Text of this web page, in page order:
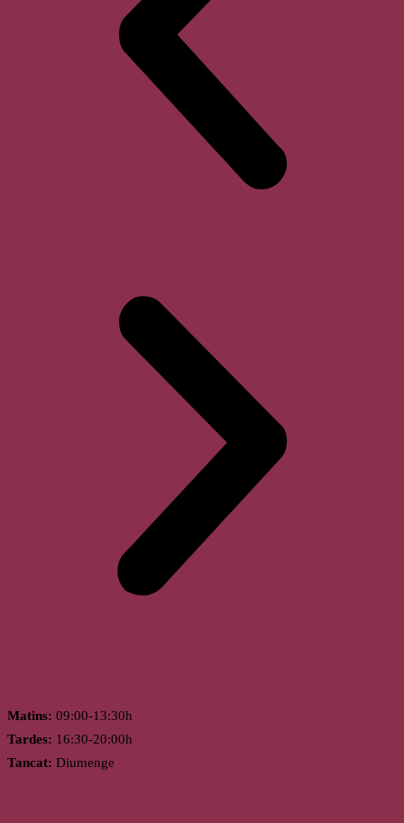
Matins: 09:00-13:30h
Tardes: 16:30-20:00h
Tancat: Diumenge